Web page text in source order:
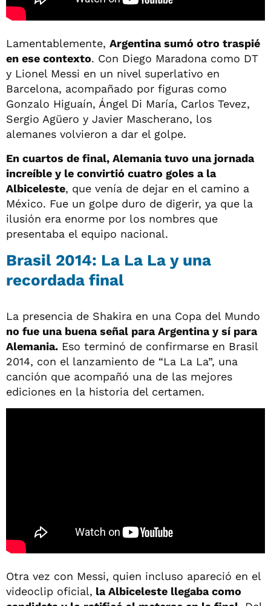
Lamentablemente, Argentina sumó otro traspié
en ese contexto. Con Diego Maradona como DT
y Lionel Messi en un nivel superlativo en
Barcelona, acompañado por figuras como
Gonzalo Higuaín, Ángel Di María, Carlos Tevez,
Sergio Agüero y Javier Mascherano, los
alemanes volvieron a dar el golpe.
En cuartos de final, Alemania tuvo una jornada
increíble y le convirtió cuatro goles a la
Albiceleste, que venía de dejar en el camino a
México. Fue un golpe duro de digerir, ya que la
ilusión era enorme por los nombres que
presentaba el equipo nacional.
Brasil 2014: La La La y una
recordada final
La presencia de Shakira en una Copa del Mundo
no fue una buena señal para Argentina y sí para
Alemania. Eso terminó de confirmarse en Brasil
2014, con el lanzamiento de “La La La”, una
canción que acompañó una de las mejores
ediciones en la historia del certamen.
Otra vez con Messi, quien incluso apareció en el
videoclip oficial, la Albiceleste llegaba como